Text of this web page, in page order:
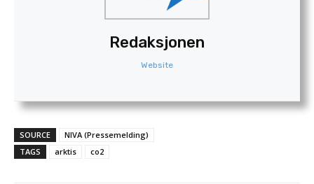
Redaksjonen
Website
SOURCE
NIVA (Pressemelding)
TAGS
arktis co2